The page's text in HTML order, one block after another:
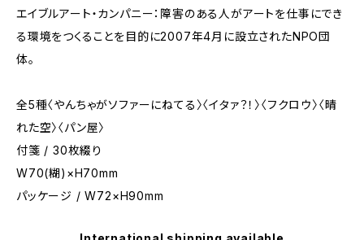
エイブルアート・カンパニー：障害のある人がアートを仕事にでき
る環境をつくることを目的に2007年4月に設立されたNPO団
体。
全5種〈やんちゃがソファーにねてる〉〈イタァ？！〉〈フクロウ〉〈晴
れた空〉〈パン屋〉
付箋 / 30枚綴り
W70(糊)×H70mm
パッケージ / W72×H90mm